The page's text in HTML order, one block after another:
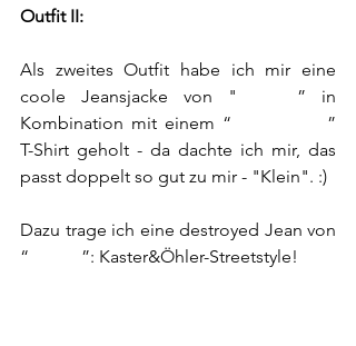
Outfit II:
Als zweites Outfit habe ich mir eine
coole Jeansjacke von "
” in
Kombination mit einem “
”
T-Shirt geholt - da dachte ich mir, das
passt doppelt so gut zu mir - "Klein". :)
Dazu trage ich eine destroyed Jean von
“
”: Kaster&Öhler-Streetstyle!